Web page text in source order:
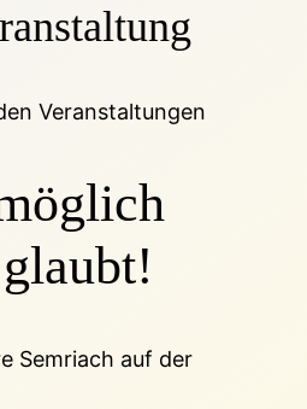
Veranstaltungen
Semriach auf der